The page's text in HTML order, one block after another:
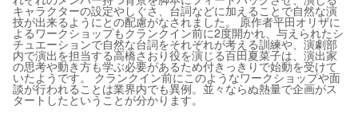
キャラクターの設定やしぐさ、台詞などに加えることで自然な演
技が出来るようにとの配慮がなされました。 原作者平田オリザに
よるワークショップもクランクイン前に2度開かれ、与えられたシ
チュエーションで自然な台詞をそれぞれが考える訓練や、演劇部
内で演出を担当する高橋さおり役を演じる百田夏菜子は、演出家
の思考や動き方も学ぶ必要があるため付きっきりで始動を受けて
いたようです。 クランクイン前にこのようなワークショップや面
談が行われることは業界内でも異例。並々ならぬ熱量で企画がス
タートしたということが分かります。